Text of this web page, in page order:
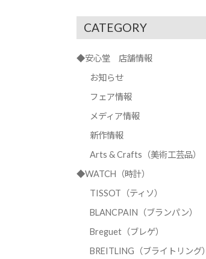
CATEGORY
◆安心堂 店舗情報
お知らせ
フェア情報
メディア情報
新作情報
Arts & Crafts（美術工芸品）
◆WATCH（時計）
TISSOT（ティソ）
BLANCPAIN（ブランパン）
Breguet（ブレゲ）
BREITLING（ブライトリング）